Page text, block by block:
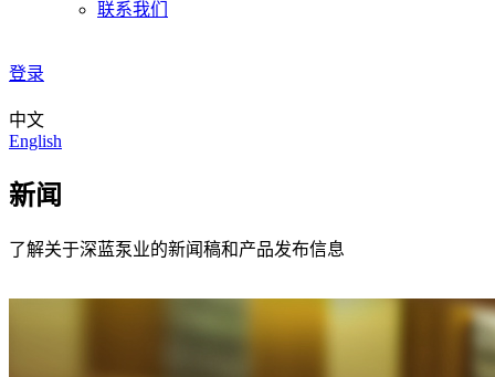
联系我们
登录
中文
English
新闻
了解关于深蓝泵业的新闻稿和产品发布信息